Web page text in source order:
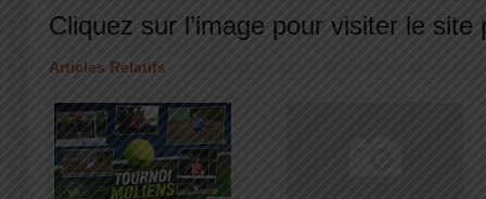
Cliquez sur l’image pour visiter le site
Articles Relatifs